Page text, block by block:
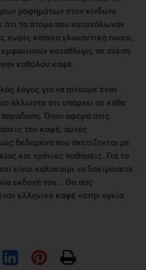
ροφημάτων στον κίνδυνο
ότι τα άτομα που κατανάλωναν
κάποια γλυκαντική ουσία,
κατάθλιψη, σε σχέση
καθόλου καφέ.
λόγος για να πίνουμε έναν
άλλωστε ότι υπάρχει σε κάθε
παράδοση. Όσον αφορά στις
του καφέ, αυτές
δεδομένα που σχετίζονται με
και χρόνιες παθήσεις. Για το
είναι καλοκαίρι να δοκιμάσετε
εκδοχή του... Θα σας
ελληνικό καφέ «στην υγεία